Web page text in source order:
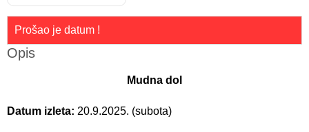
Prošao je datum !
Opis
Mudna dol
Datum izleta: 20.9.2025. (subota)